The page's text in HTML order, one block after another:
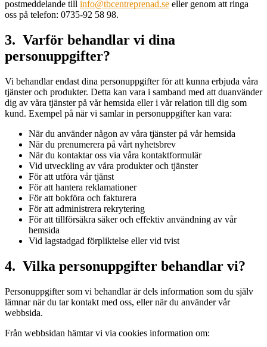
postmeddelande till info@tbcentreprenad.se eller genom att ringa
oss på telefon: 0735-92 58 98.
3. Varför behandlar vi dina
personuppgifter?
Vi behandlar endast dina personuppgifter för att kunna erbjuda våra
tjänster och produkter. Detta kan vara i samband med att duanvänder
dig av våra tjänster på vår hemsida eller i vår relation till dig som
kund. Exempel på när vi samlar in personuppgifter kan vara:
När du använder någon av våra tjänster på vår hemsida
När du prenumerera på vårt nyhetsbrev
När du kontaktar oss via våra kontaktformulär
Vid utveckling av våra produkter och tjänster
För att utföra vår tjänst
För att hantera reklamationer
För att bokföra och fakturera
För att administrera rekrytering
För att tillförsäkra säker och effektiv användning av vår
hemsida
Vid lagstadgad förpliktelse eller vid tvist
4. Vilka personuppgifter behandlar vi?
Personuppgifter som vi behandlar är dels information som du själv
lämnar när du tar kontakt med oss, eller när du använder vår
webbsida.
Från webbsidan hämtar vi via cookies information om: